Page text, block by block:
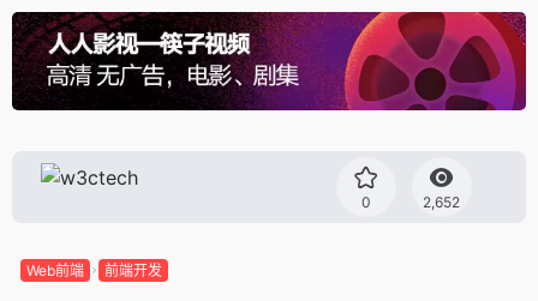
0 2,652
Web前端 前端开发